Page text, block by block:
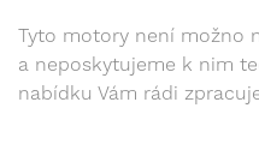
Tyto motory není možno
a neposkytujeme k nim
nabídku Vám rádi